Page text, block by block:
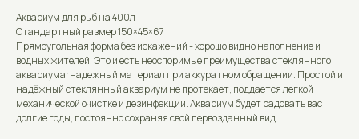
Аквариум для рыб на 400л
Стандартный размер 150×45×67
Прямоугольная форма без искажений - хорошо видно наполнение и
водных жителей. Это и есть неоспоримые преимущества стеклянного
аквариума: надежный материал при аккуратном обращении. Простой и
надёжный стеклянный аквариум не протекает, поддается легкой
механической очистке и дезинфекции. Аквариум будет радовать вас
долгие годы, постоянно сохраняя свой первозданный вид.